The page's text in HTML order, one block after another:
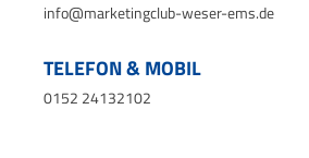
info@marketingclub-weser-ems.de
TELEFON & MOBIL
0152 24132102